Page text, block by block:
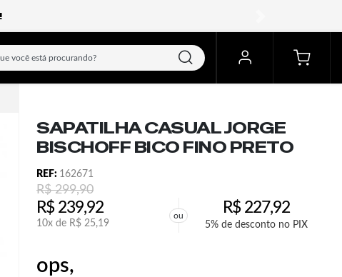
SAPATILHA CASUAL JORGE
BISCHOFF BICO FINO PRETO
REF: 162671
R$299,90
R$239,92
10x de R$ 25,19
ou R$227,92
5% de desconto no PIX
ops,